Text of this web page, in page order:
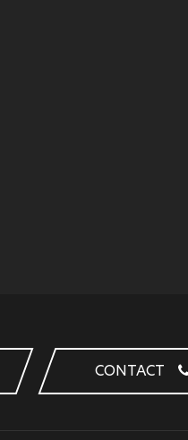
CONTACT